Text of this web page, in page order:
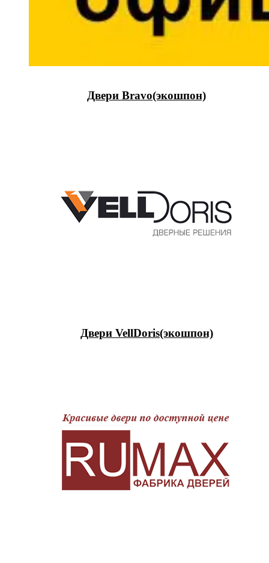
Двери Bravo(экошпон)
Двери VellDoris(экошпон)